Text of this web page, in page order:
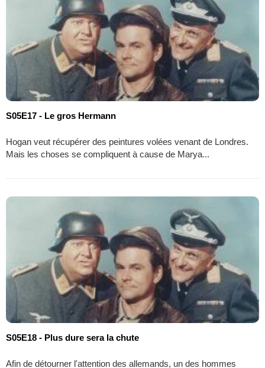
S05E17 - Le gros Hermann
Hogan veut récupérer des peintures volées venant de Londres.
Mais les choses se compliquent à cause de Marya...
S05E18 - Plus dure sera la chute
Afin de détourner l'attention des allemands, un des hommes